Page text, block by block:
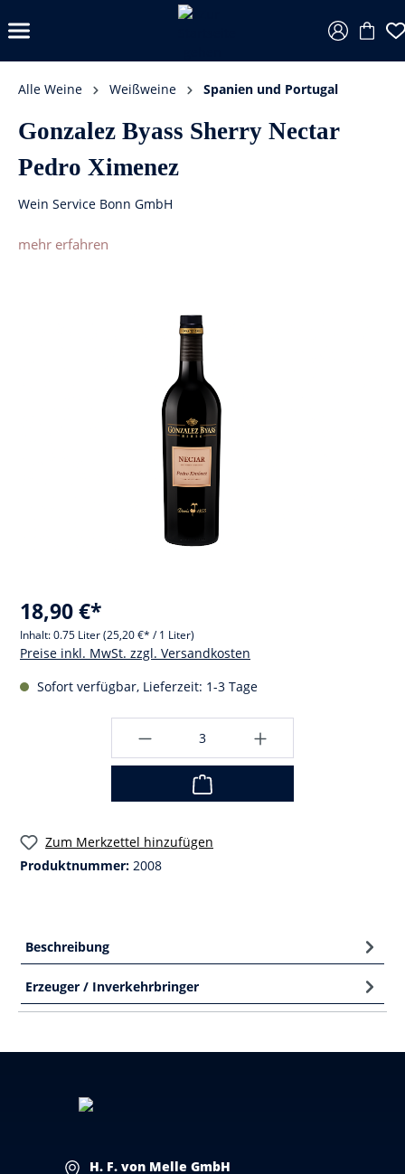
Alle Weine Weißweine Spanien und Portugal
Gonzalez Byass Sherry Nectar
Pedro Ximenez
Wein Service Bonn GmbH
mehr erfahren
18,90 €*
Inhalt:0.75 Liter(25,20 €* / 1 Liter)
Preise inkl. MwSt. zzgl. Versandkosten
Sofort verfügbar, Lieferzeit: 1-3 Tage
Zum Merkzettel hinzufügen
Produktnummer: 2008
Beschreibung
Erzeuger / Inverkehrbringer
H. F. von Melle GmbH